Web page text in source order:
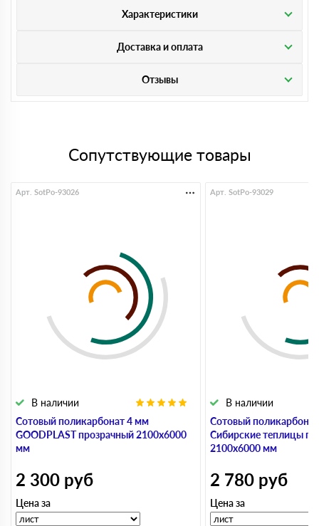
Характеристики
Доставка и оплата
Отзывы
Сопутствующие товары
Сотовый поликарбонат 4 мм
GOODPLAST прозрачный 2100х6000
мм
В наличии
Арт. SotPo-93026
2 300 руб
Цена за
Сотовый
Сибирские теплицы
2100х6000 мм
В наличии
Арт. SotPo-93029
2 780 руб
Цена за